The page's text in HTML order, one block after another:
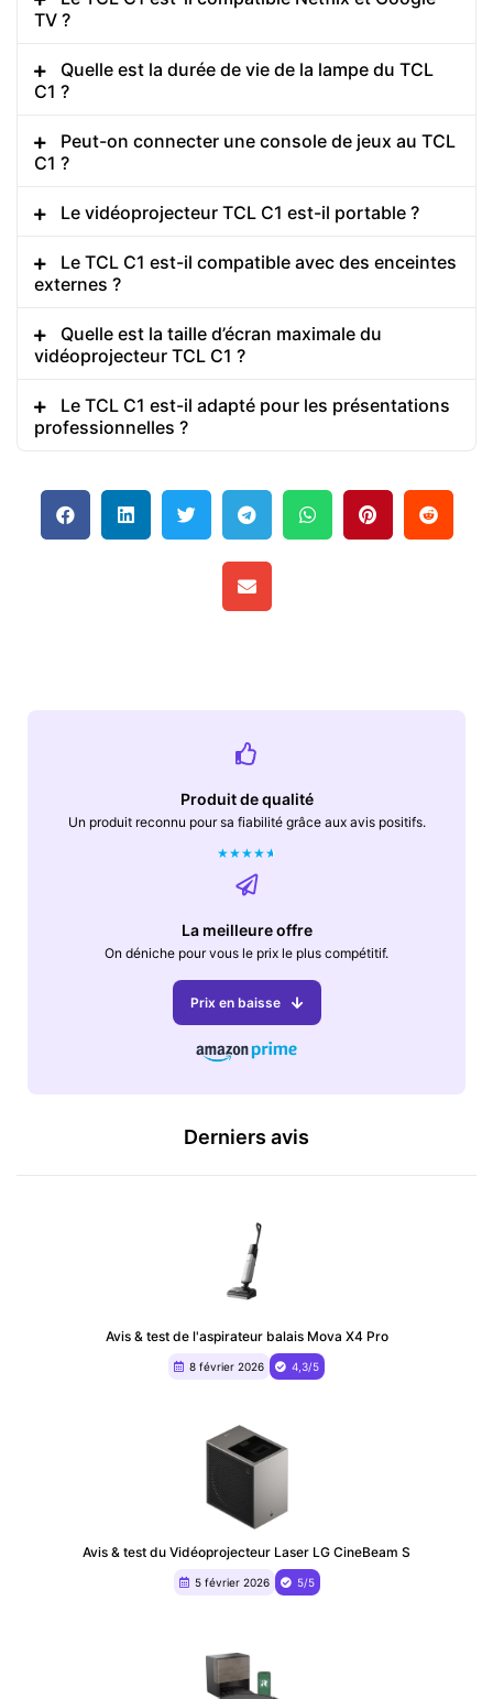
TV ?
Quelle est la durée de vie de la lampe du TCL
C1 ?
Peut-on connecter une console de jeux au TCL
C1 ?
Le vidéoprojecteur TCL C1 est-il portable ?
Le TCL C1 est-il compatible avec des enceintes
externes ?
Quelle est la taille d’écran maximale du
vidéoprojecteur TCL C1 ?
Le TCL C1 est-il adapté pour les présentations
professionnelles ?
Produit de qualité
Un produit reconnu pour sa fiabilité grâce aux avis positifs.
★★★★★
La meilleure offre
On déniche pour vous le prix le plus compétitif.
Prix en baisse
Derniers avis
Avis & test de l'aspirateur balais Mova X4 Pro
8 février 2026 4,3/5
Avis & test du ‎Vidéoprojecteur Laser LG CineBeam S
5 février 2026 5/5